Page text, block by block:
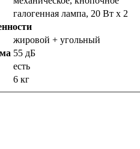
галогенная лампа, 20 Вт х 2
жировой + угольный
55 дБ
есть
6 кг